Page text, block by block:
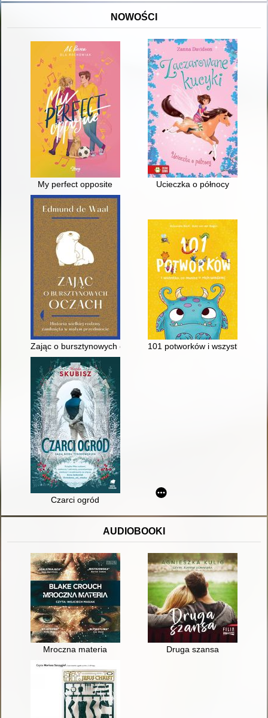
NOWOŚCI
My perfect opposite Ucieczka o północy
Zając o bursztynowych oczach : historia wielkiej rodziny
101 potworków i wszystko, co
Czarci ogród
AUDIOBOOKI
Mroczna materia Druga szansa